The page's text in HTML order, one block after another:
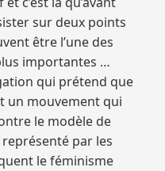
sur deux points
être l’une des
importantes …
qui prétend que
un mouvement qui
le modèle de
par les
le féminisme